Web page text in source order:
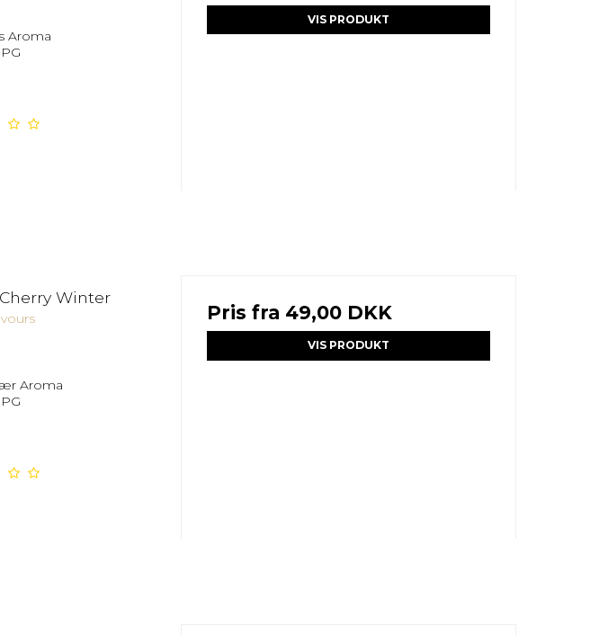
Aroma
VIS PRODUKT
Winter
Aroma
Pris fra 49,00 DKK
VIS PRODUKT